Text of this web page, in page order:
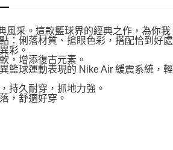
風采。這款籃球界的經典之作，為你我
：俐落材質、搶眼色彩，搭配恰到好處
彩。
，增添復古元素。
籃球運動表現的 Nike Air 緩震系統，輕
持久耐穿，抓地力強。
，舒適好穿。